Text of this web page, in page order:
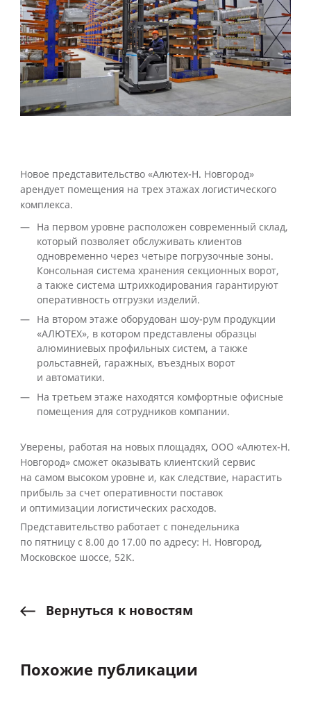
Новое представительство «Алютех-Н. Новгород»
арендует помещения на трех этажах логистического
комплекса.
На первом уровне расположен современный склад,
который позволяет обслуживать клиентов
одновременно через четыре погрузочные зоны.
Консольная система хранения секционных ворот,
а также система штрихкодирования гарантируют
оперативность отгрузки изделий.
На втором этаже оборудован шоу-рум продукции
«АЛЮТЕХ», в котором представлены образцы
алюминиевых профильных систем, а также
рольставней, гаражных, въездных ворот
и автоматики.
На третьем этаже находятся комфортные офисные
помещения для сотрудников компании.
Уверены, работая на новых площадях, ООО «Алютех-Н.
Новгород» сможет оказывать клиентский сервис
на самом высоком уровне и, как следствие, нарастить
прибыль за счет оперативности поставок
и оптимизации логистических расходов.
Представительство работает с понедельника
по пятницу с 8.00 до 17.00 по адресу: Н. Новгород,
Московское шоссе, 52К.
Вернуться к новостям
Похожие публикации